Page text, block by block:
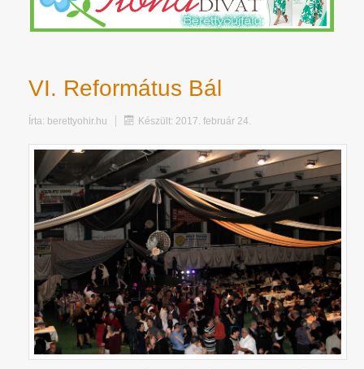
VI. Református Bál
Írta: berettyohir.hu Készült: 2017. február 24.